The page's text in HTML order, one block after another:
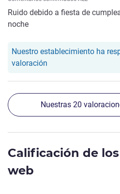
Ruido debido a fiesta de
noche
Nuestro establecimiento ha
valoración
Nuestras 20
Calificación de
web